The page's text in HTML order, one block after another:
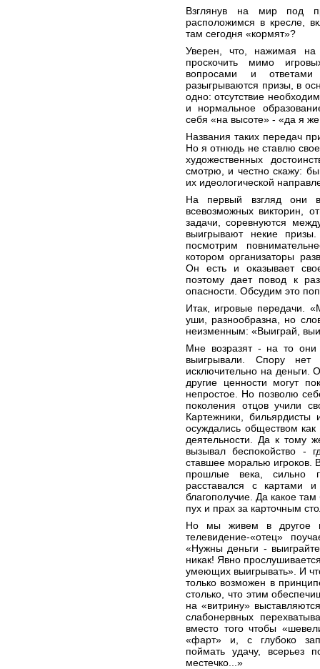
Взглянув на мир под
расположимся в кресле,
там сегодня «кормят»?
Уверен, что, нажимая на
проскочить мимо
вопросами и ответами
разыгрываются призы, в
одно: отсутствие
и нормальное
себя «на высоте» - «да я
Названия таких передач
Но я отнюдь не ставлю
художественных
смотрю, и честно скажу:
их идеологической
На первый взгляд они
всевозможных викторин,
задачи, соревнуются
выигрывают некие
посмотрим
котором организаторы
Он есть и оказывает
поэтому дает повод к
опасности. Обсудим это
Итак, игровые передачи.
уши, разнообразна, но
неизменным: «Выиграй,
Мне возразят - на то
выигрывали. Спору
исключительно на деньги.
другие ценности могут
непростое. Но позволю
поколения отцов учили
Картежники,
осуждались обществом
деятельности. Да к тому
вызывал беспокойство -
ставшее моралью игроков.
прошлые века, сильно
расставался с картами
благополучие. Да какое
пух и прах за карточным
Но мы живем в другое
телевидение-«отец»
«Нужны деньги -
никак! Явно
умеющих выигрывать». И
только возможен в
столько, что этим
на «витрину»
слабонервных
вместо того чтобы
«фарт» и, с глубоко
поймать удачу, всерьез
местечко...»